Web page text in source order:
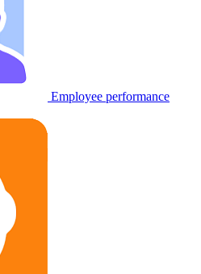
Employee performance